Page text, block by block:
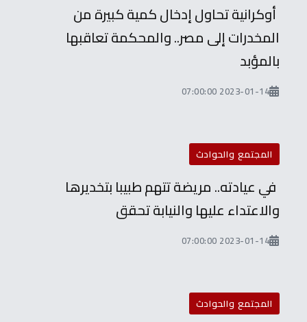
أوكرانية تحاول إدخال كمية كبيرة من
المخدرات إلى مصر.. والمحكمة تعاقبها
بالمؤبد
2023-01-14 07:00:00
المجتمع والحوادث
في عيادته.. مريضة تتهم طبيبا بتخديرها
والاعتداء عليها والنيابة تحقق
2023-01-14 07:00:00
المجتمع والحوادث